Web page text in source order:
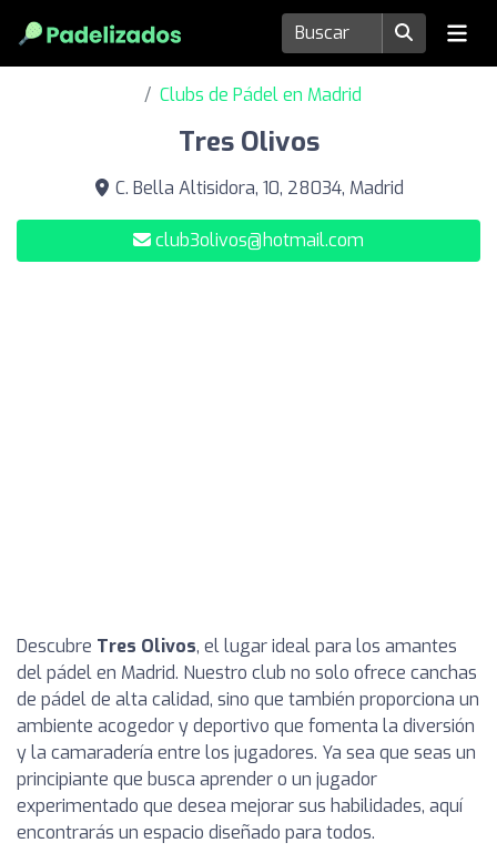
Clubs de Pádel en Madrid
Tres Olivos
C. Bella Altisidora, 10, 28034, Madrid
club3olivos@hotmail.com
Descubre Tres Olivos, el lugar ideal para los amantes
del pádel en Madrid. Nuestro club no solo ofrece canchas
de pádel de alta calidad, sino que también proporciona un
ambiente acogedor y deportivo que fomenta la diversión
y la camaradería entre los jugadores. Ya sea que seas un
principiante que busca aprender o un jugador
experimentado que desea mejorar sus habilidades, aquí
encontrarás un espacio diseñado para todos.